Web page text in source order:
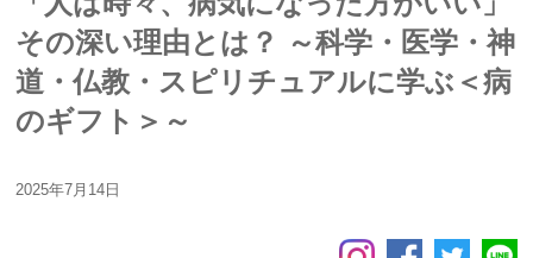
その深い理由とは？ ～科学・医学・神
道・仏教・スピリチュアルに学ぶ＜病
のギフト＞～
2025年7月14日